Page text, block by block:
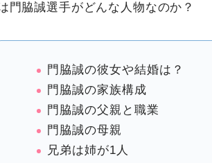
門脇誠選手がどんな人物なのか？
門脇誠の彼女や結婚は？
門脇誠の家族構成
門脇誠の父親と職業
門脇誠の母親
兄弟は姉が1人